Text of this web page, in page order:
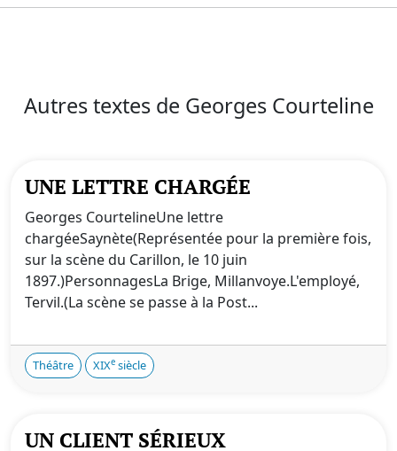
Autres textes de Georges Courteline
UNE LETTRE CHARGÉE
Georges CourtelineUne lettre
chargéeSaynète(Représentée pour la première fois,
sur la scène du Carillon, le 10 juin
1897.)PersonnagesLa Brige, Millanvoye.L'employé,
Tervil.(La scène se passe à la Post...
Théâtre XIXe siècle
UN CLIENT SÉRIEUX